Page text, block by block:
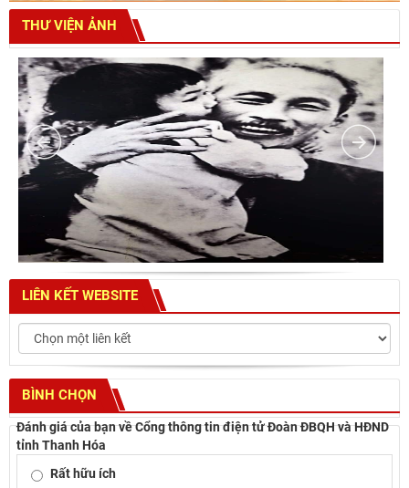
THƯ VIỆN ẢNH
LIÊN KẾT WEBSITE
BÌNH CHỌN
Đánh giá của bạn về Cổng thông tin điện tử Đoàn ĐBQH và HĐND
tỉnh Thanh Hóa
Rất hữu ích